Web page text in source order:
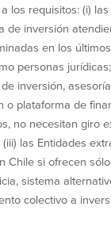
a los requisitos: (i)
de inversión
en los
personas
inversión,
o plataforma de
no necesitan giro
las Entidades
Chile si ofrecen
sistema
colectivo a